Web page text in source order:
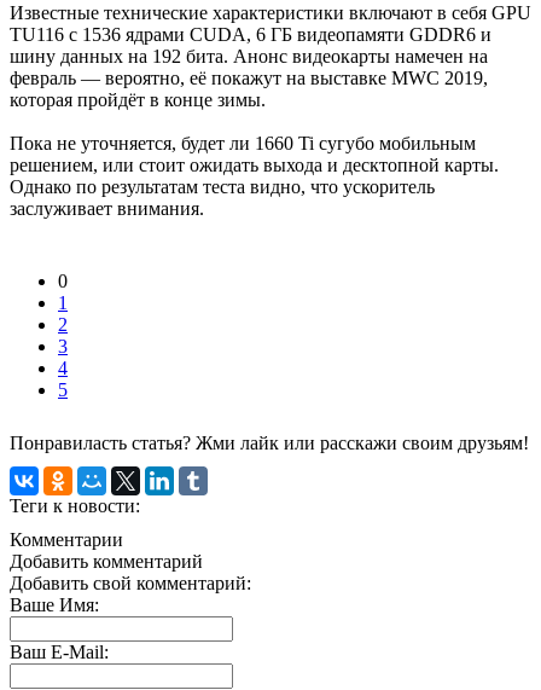
Известные технические характеристики включают в себя GPU
TU116 с 1536 ядрами CUDA, 6 ГБ видеопамяти GDDR6 и
шину данных на 192 бита. Анонс видеокарты намечен на
февраль — вероятно, её покажут на выставке MWC 2019,
которая пройдёт в конце зимы.
Пока не уточняется, будет ли 1660 Ti сугубо мобильным
решением, или стоит ожидать выхода и десктопной карты.
Однако по результатам теста видно, что ускоритель
заслуживает внимания.
0
1
2
3
4
5
Понравиласть статья? Жми лайк или расскажи своим друзьям!
Теги к новости:
Комментарии
Добавить комментарий
Добавить свой комментарий:
Ваше Имя:
Ваш E-Mail: